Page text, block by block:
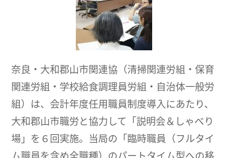
奈良・大和郡山市関連協（清掃関連労組・保育
関連労組・学校給食調理員労組・自治体一般労
組）は、会計年度任用職員制度導入にあたり、
大和郡山市職労と協力して「説明会＆しゃべり
場」を６回実施。当局の「臨時職員（フルタイ